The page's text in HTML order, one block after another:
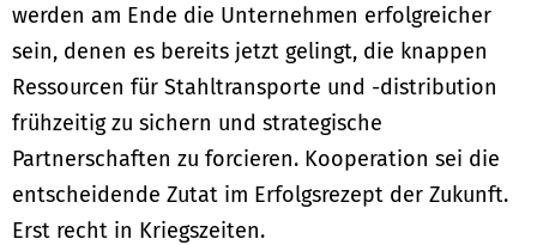
werden am Ende die Unternehmen erfolgreicher
sein, denen es bereits jetzt gelingt, die knappen
Ressourcen für Stahltransporte und -distribution
frühzeitig zu sichern und strategische
Partnerschaften zu forcieren. Kooperation sei die
entscheidende Zutat im Erfolgsrezept der Zukunft.
Erst recht in Kriegszeiten.